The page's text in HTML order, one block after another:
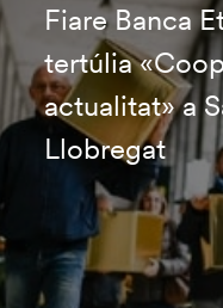
Fiare Banca
tertúlia
actualitat» a
Llobregat